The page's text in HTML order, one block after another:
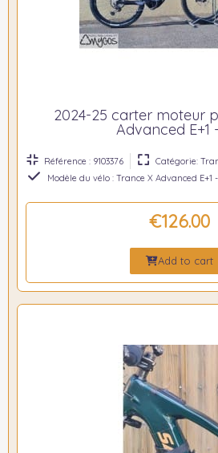
2024-25 carter moteur
Advanced E+1
Référence : 9103376
Catégorie:
Modèle du vélo : Trance X Advanced E+1
€126.00
Add to cart